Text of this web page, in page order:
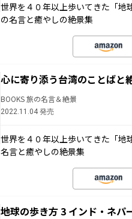
世界を４０年以上歩いてきた「地
の名言と癒やしの絶景集
心に寄り添う台湾のことばと
BOOKS 旅の名言＆絶景
2022.11.04 発売
世界を４０年以上歩いてきた「地
名言と癒やしの絶景集
地球の歩き方 3 インド・ネパ